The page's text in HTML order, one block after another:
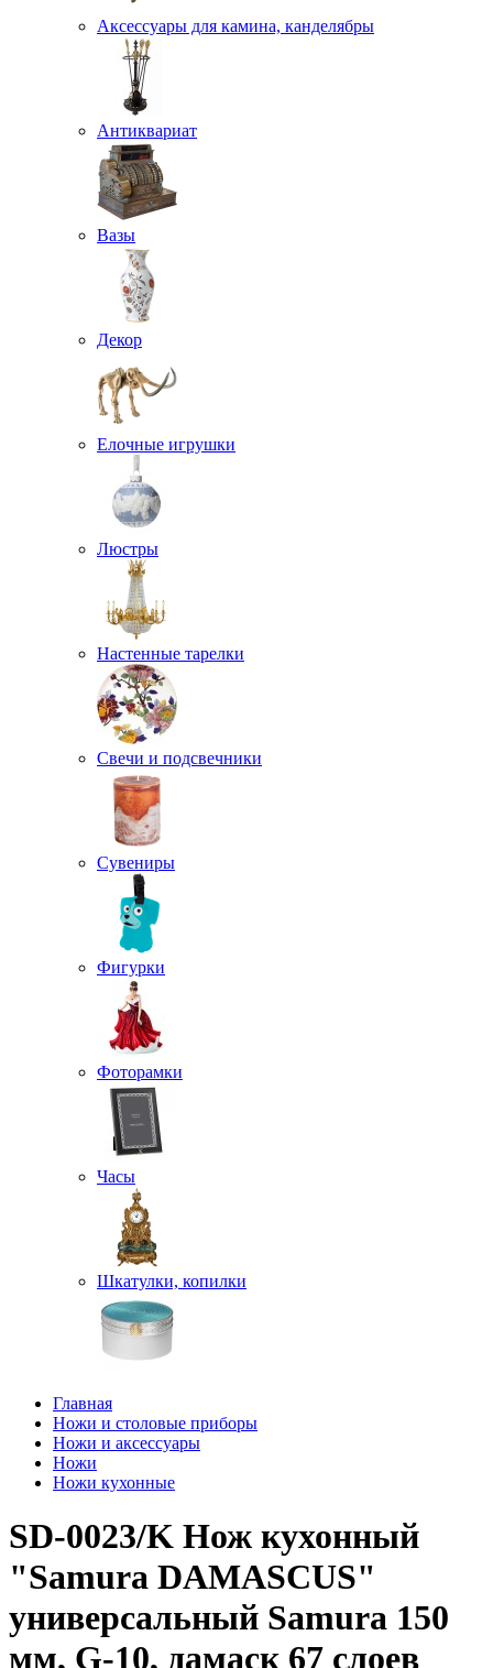
Аксессуары для камина, канделябры
Антиквариат
Вазы
Декор
Елочные игрушки
Люстры
Настенные тарелки
Свечи и подсвечники
Сувениры
Фигурки
Фоторамки
Часы
Шкатулки, копилки
Главная
Ножи и столовые приборы
Ножи и аксессуары
Ножи
Ножи кухонные
SD-0023/K Нож кухонный
"Samura DAMASCUS"
универсальный Samura 150
мм, G-10, дамаск 67 слоев